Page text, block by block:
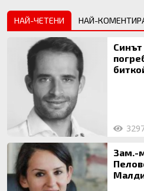
НАЙ-ЧЕТЕНИ НАЙ-
Синът
Зам.-